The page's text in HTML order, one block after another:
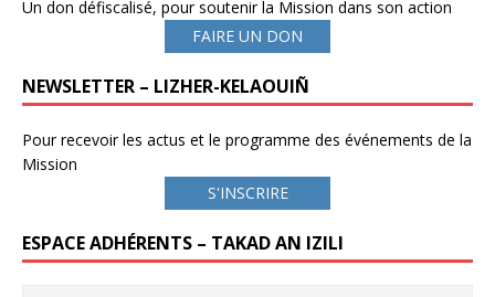
Un don défiscalisé, pour soutenir la Mission dans son action
FAIRE UN DON
NEWSLETTER – LIZHER-KELAOUIÑ
Pour recevoir les actus et le programme des événements de la
Mission
S'INSCRIRE
ESPACE ADHÉRENTS – TAKAD AN IZILI